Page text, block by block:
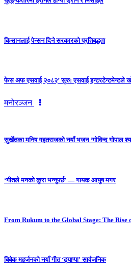
किसानलाई पेन्सन दिने सरकारको प्रतिबद्धता
फेस अफ एसवाई २०८२’ सुरु: एसवाई इन्टरटेन्टमेन्टले
मनोरञ्जन
सुर्खेतका मनिष गहतराजको नयाँ भजन ‘गोविन्द गोपाल
‘गीतले मनको कुरा भन्नुपर्छ’ — गायक आयुष मगर
From Rukum to the Global Stage: The Rise
बिबेक महर्जनको नयाँ गीत ‘ढ्याप्पा’ सार्वजनिक